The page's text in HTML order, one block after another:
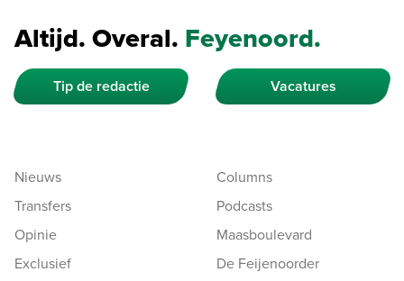
Altijd. Overal. Feyenoord.
Tip de redactie Vacatures
Nieuws
Transfers
Opinie
Exclusief
Columns
Podcasts
Maasboulevard
De Feijenoorder